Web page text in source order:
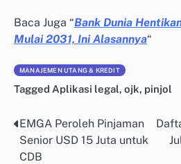
Baca Juga “Bank Dunia
Mulai 2031, Ini Alasannya“
MANAJEMEN UTANG & KREDIT
Tagged Aplikasi legal, ojk, pinjol
Post
navigation
EMGA Peroleh Pinjaman
Senior USD 15 Juta untuk
CDB